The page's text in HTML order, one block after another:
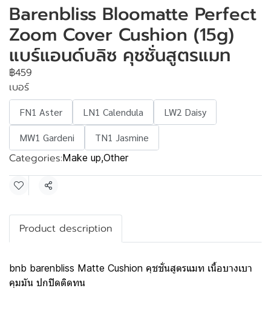
Barenbliss Bloomatte Perfect
Zoom Cover Cushion (15g)
แบร์แอนด์บลิซ คุชชั่นสูตรแมท
฿459
เบอร์
FN1 Aster LN1 Calendula
LW2 Daisy
MW1 Gardeni
TN1 Jasmine
Categories:Make up,Other
Share
Product description
bnb barenbliss Matte Cushion คุชชั่นสูตรแมท เนื้อบางเบา
คุมมัน ปกปิดติดทน